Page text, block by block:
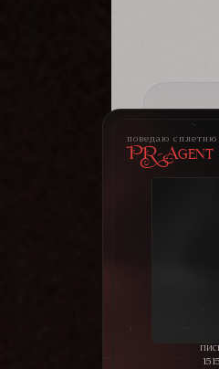
поведаю
PR-Agent